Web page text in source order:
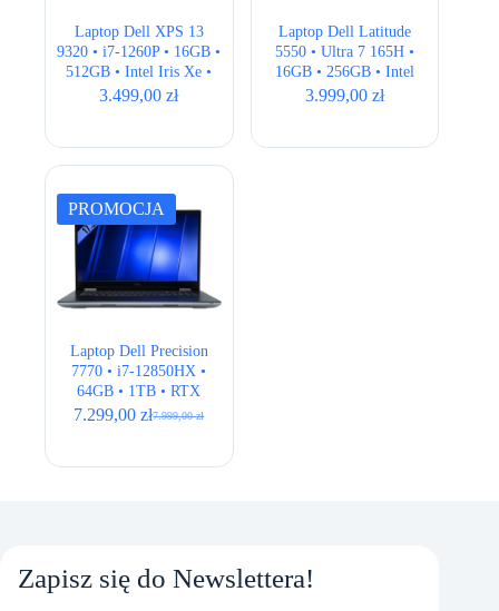
Laptop Dell XPS 13
9320 • i7-1260P • 16GB •
512GB • Intel Iris Xe •
13.4″ 3.5K OLED
3.499,00zł
Laptop Dell Latitude
5550 • Ultra 7 165H •
16GB • 256GB • Intel
Graphics • 15,6″ Full HD
3.999,00 zł
PROMOCJA
Laptop Dell Precision
7770 • i7-12850HX •
64GB • 1TB • RTX
A3000 12GB • 17,3″ •
7.999,00zł
Pierwotna
wynosiła:
7.299,00zł
Aktualna
wynosi:
Zapisz się do Newslettera!